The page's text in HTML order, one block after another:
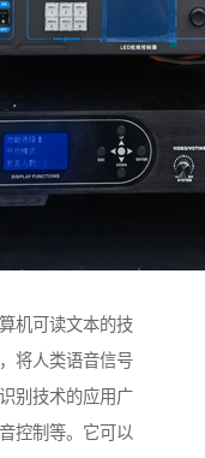
机可读文本的技
将人类语音信号
别技术的应用广
控制等。它可以